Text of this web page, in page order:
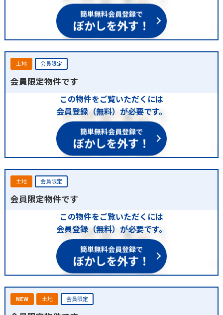
簡単無料会員登録で
ぼかしを外す！
土地 会員限定
会員限定物件です
この物件をご覧いただくには
会員登録（無料）が必要です。
簡単無料会員登録で
ぼかしを外す！
土地 会員限定
会員限定物件です
この物件をご覧いただくには
会員登録（無料）が必要です。
簡単無料会員登録で
ぼかしを外す！
NEW 土地 会員限定